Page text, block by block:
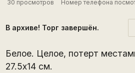
30 просмотров
Номер телефона
В архиве! Торг завершён.
Белое. Целое, потерт
27.5х14 см.